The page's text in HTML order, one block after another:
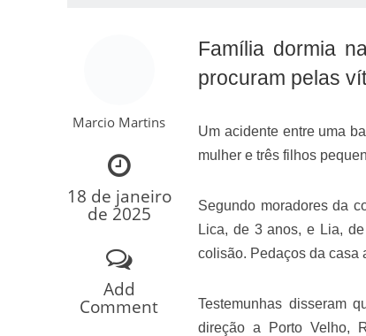
Marcio Martins
18 de janeiro
de 2025
Add
Comment
Família dormia
procuram pelas
Um acidente entre uma
mulher e três filhos
Segundo moradores da
Lica, de 3 anos, e Lia,
colisão. Pedaços da casa
Testemunhas disseram
direção a Porto Velho,